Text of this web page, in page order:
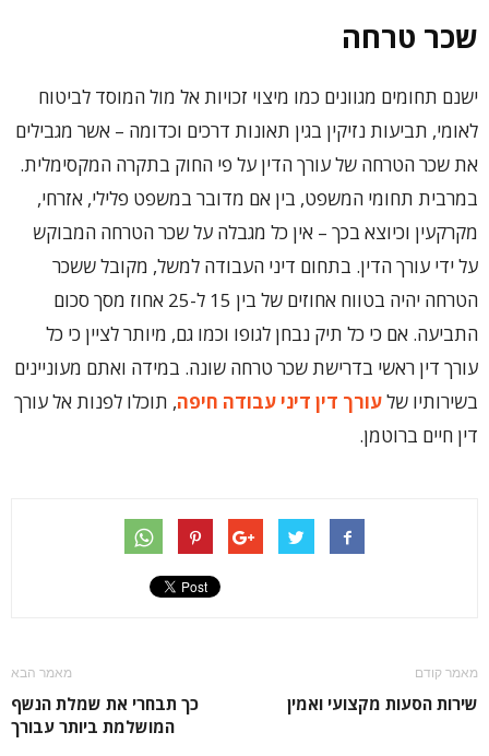
שכר טרחה
ישנם תחומים מגוונים כמו מיצוי זכויות אל מול המוסד לביטוח
לאומי, תביעות נזיקין בגין תאונות דרכים וכדומה – אשר מגבילים
את שכר הטרחה של עורך הדין על פי החוק בתקרה המקסימלית.
במרבית תחומי המשפט, בין אם מדובר במשפט פלילי, אזרחי,
מקרקעין וכיוצא בכך – אין כל מגבלה על שכר הטרחה המבוקש
על ידי עורך הדין. בתחום דיני העבודה למשל, מקובל ששכר
הטרחה יהיה בטווח אחוזים של בין 15 ל-25 אחוז מסך סכום
התביעה. אם כי כל תיק נבחן לגופו וכמו גם, מיותר לציין כי כל
עורך דין ראשי בדרישת שכר טרחה שונה. במידה ואתם מעוניינים
בשירותיו שלעורך דין דיני עבודה חיפה, תוכלו לפנות אל עורך
דין חיים ברוטמן.
מאמר קודם
שירות הסעות מקצועי ואמין
מאמר הבא
כך תבחרי את שמלת הנשף
המושלמת ביותר עבורך